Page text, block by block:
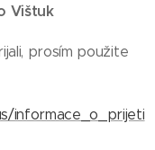
Vištuk
prosím použite
informace_o_prijeti